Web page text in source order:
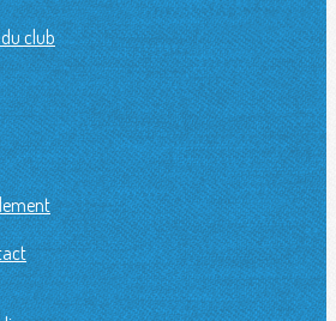
club